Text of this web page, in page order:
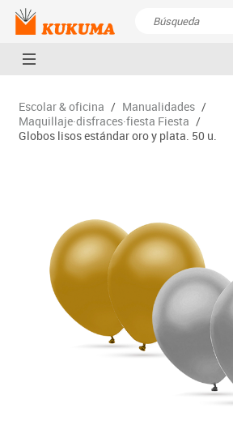
Escolar & oficina / Manualidades /
Maquillaje·disfraces·fiesta Fiesta /
Globos lisos estándar oro y plata. 50 u.